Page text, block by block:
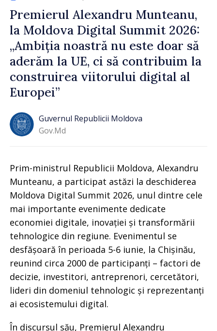
Premierul Alexandru Munteanu,
la Moldova Digital Summit 2026:
„Ambiția noastră nu este doar să
aderăm la UE, ci să contribuim la
construirea viitorului digital al
Europei”
Guvernul Republicii Moldova
Gov.md
Prim-ministrul Republicii Moldova, Alexandru
Munteanu, a participat astăzi la deschiderea
Moldova Digital Summit 2026, unul dintre cele
mai importante evenimente dedicate
economiei digitale, inovației și transformării
tehnologice din regiune. Evenimentul se
desfășoară în perioada 5-6 iunie, la Chișinău,
reunind circa 2000 de participanți – factori de
decizie, investitori, antreprenori, cercetători,
lideri din domeniul tehnologic și reprezentanți
ai ecosistemului digital.
În discursul său, Premierul Alexandru